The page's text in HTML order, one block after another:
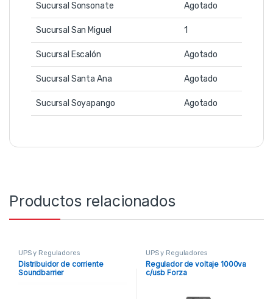
Sucursal Sonsonate Agotado
Sucursal San Miguel 1
Sucursal Escalón Agotado
Sucursal Santa Ana Agotado
Sucursal Soyapango Agotado
Productos relacionados
UPS y Reguladores
Distribuidor de corriente
Soundbarrier
UPS y Reguladores
Regulador de voltaje 1000va
c/usb Forza